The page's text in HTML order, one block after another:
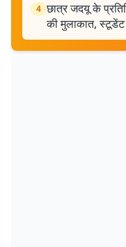
4 छात्र जदयू के
की मुलाकात, स्टूडेंट